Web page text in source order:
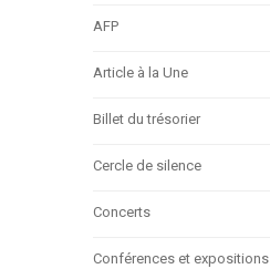
AFP
Article à la Une
Billet du trésorier
Cercle de silence
Concerts
Conférences et expositions